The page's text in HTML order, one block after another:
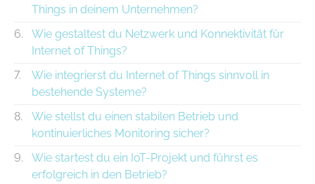
Things in deinem Unternehmen?
Wie gestaltest du Netzwerk und Konnektivität für
Internet of Things?
Wie integrierst du Internet of Things sinnvoll in
bestehende Systeme?
Wie stellst du einen stabilen Betrieb und
kontinuierliches Monitoring sicher?
Wie startest du ein IoT-Projekt und führst es
erfolgreich in den Betrieb?